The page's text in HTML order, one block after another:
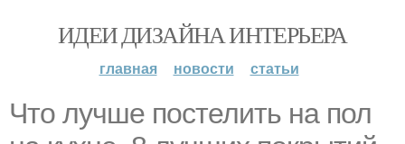
ИДЕИ ДИЗАЙНА ИНТЕРЬЕРА
главная новости статьи
Что лучше постелить на пол